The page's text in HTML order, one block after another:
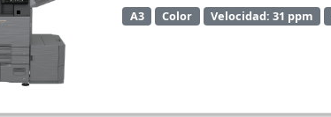
A3 Color Velocidad: 31 ppm